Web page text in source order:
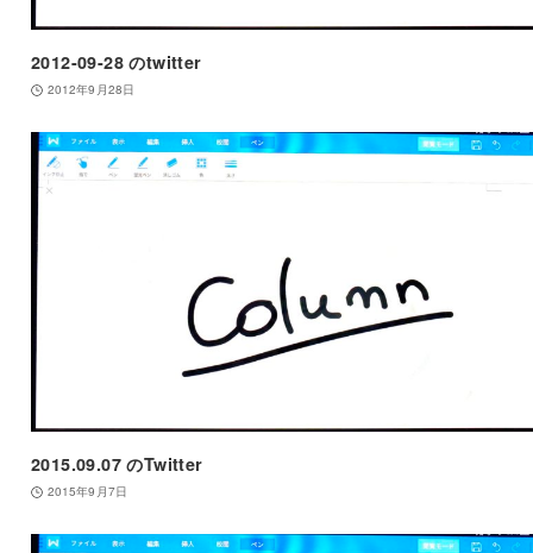
2012-09-28 のtwitter
2012年9月28日
2015.09.07 のTwitter
2015年9月7日